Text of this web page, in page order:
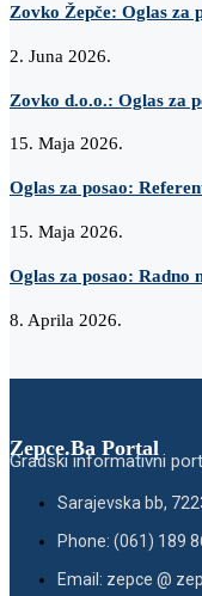
Zovko Žepče: Oglas za
2. Juna 2026.
Zovko d.o.o.: Oglas za
15. Maja 2026.
Oglas za posao:
15. Maja 2026.
Oglas za posao: Radno
8. Aprila 2026.
Zepce.Ba Portal
Gradski informativni
Sarajevska bb,
Phone: (061) 189
Email: zepce @